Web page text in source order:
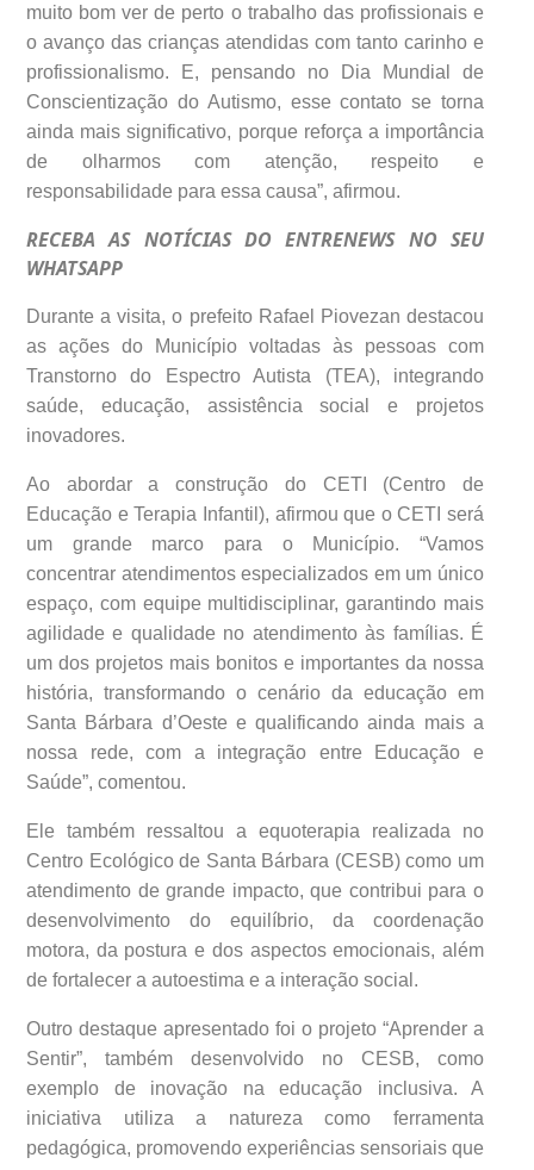
muito bom ver de perto o trabalho das profissionais e
o avanço das crianças atendidas com tanto carinho e
profissionalismo. E, pensando no Dia Mundial de
Conscientização do Autismo, esse contato se torna
ainda mais significativo, porque reforça a importância
de olharmos com atenção, respeito e
responsabilidade para essa causa”, afirmou.
RECEBA AS NOTÍCIAS DO ENTRENEWS NO SEU
WHATSAPP
Durante a visita, o prefeito Rafael Piovezan destacou
as ações do Município voltadas às pessoas com
Transtorno do Espectro Autista (TEA), integrando
saúde, educação, assistência social e projetos
inovadores.
Ao abordar a construção do CETI (Centro de
Educação e Terapia Infantil), afirmou que o CETI será
um grande marco para o Município. “Vamos
concentrar atendimentos especializados em um único
espaço, com equipe multidisciplinar, garantindo mais
agilidade e qualidade no atendimento às famílias. É
um dos projetos mais bonitos e importantes da nossa
história, transformando o cenário da educação em
Santa Bárbara d’Oeste e qualificando ainda mais a
nossa rede, com a integração entre Educação e
Saúde”, comentou.
Ele também ressaltou a equoterapia realizada no
Centro Ecológico de Santa Bárbara (CESB) como um
atendimento de grande impacto, que contribui para o
desenvolvimento do equilíbrio, da coordenação
motora, da postura e dos aspectos emocionais, além
de fortalecer a autoestima e a interação social.
Outro destaque apresentado foi o projeto “Aprender a
Sentir”, também desenvolvido no CESB, como
exemplo de inovação na educação inclusiva. A
iniciativa utiliza a natureza como ferramenta
pedagógica, promovendo experiências sensoriais que